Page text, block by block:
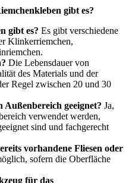
gibt es?
gibt es? Es gibt verschiedene
Klinkerriemchen,
Die Lebensdauer von
des Materials und der
Regel zwischen 20 und 30
geeignet? Ja,
verwendet werden,
sind und fachgerecht
vorhandene Fliesen oder
sofern die Oberfläche
für das